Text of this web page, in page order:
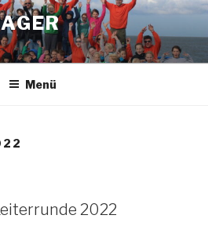
Menü
2022